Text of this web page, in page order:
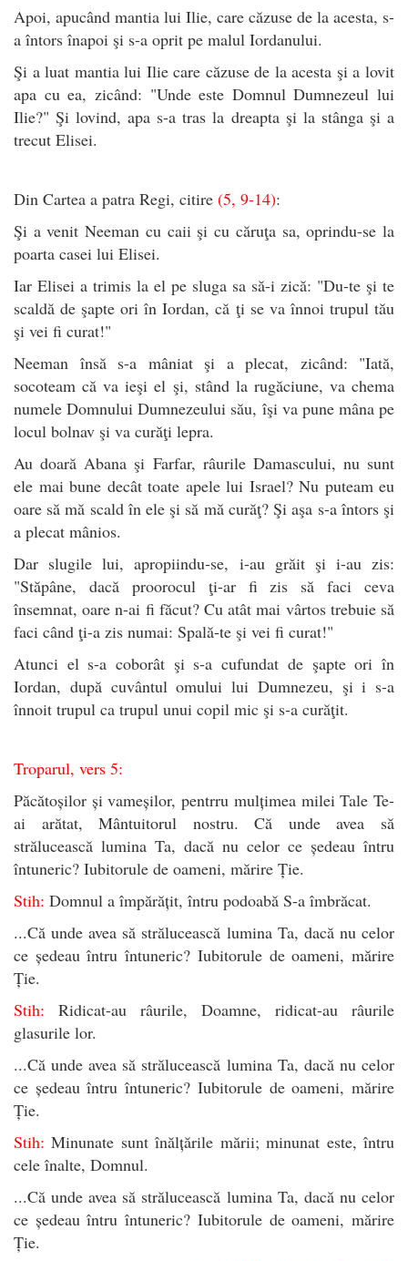
Apoi, apucând mantia lui Ilie, care căzuse de la acesta, s-
a întors înapoi şi s-a oprit pe malul Iordanului.
Şi a luat mantia lui Ilie care căzuse de la acesta şi a lovit
apa cu ea, zicând: "Unde este Domnul Dumnezeul lui
Ilie?" Şi lovind, apa s-a tras la dreapta şi la stânga şi a
trecut Elisei.
Din Cartea a patra Regi, citire (5, 9-14):
Şi a venit Neeman cu caii şi cu căruţa sa, oprindu-se la
poarta casei lui Elisei.
Iar Elisei a trimis la el pe sluga sa să-i zică: "Du-te şi te
scaldă de şapte ori în Iordan, că ţi se va înnoi trupul tău
şi vei fi curat!"
Neeman însă s-a mâniat şi a plecat, zicând: "Iată,
socoteam că va ieşi el şi, stând la rugăciune, va chema
numele Domnului Dumnezeului său, îşi va pune mâna pe
locul bolnav şi va curăţi lepra.
Au doară Abana şi Farfar, râurile Damascului, nu sunt
ele mai bune decât toate apele lui Israel? Nu puteam eu
oare să mă scald în ele şi să mă curăţ? Şi aşa s-a întors şi
a plecat mânios.
Dar slugile lui, apropiindu-se, i-au grăit şi i-au zis:
"Stăpâne, dacă proorocul ţi-ar fi zis să faci ceva
însemnat, oare n-ai fi făcut? Cu atât mai vârtos trebuie să
faci când ţi-a zis numai: Spală-te şi vei fi curat!"
Atunci el s-a coborât şi s-a cufundat de şapte ori în
Iordan, după cuvântul omului lui Dumnezeu, şi i s-a
înnoit trupul ca trupul unui copil mic şi s-a curăţit.
Troparul, vers 5:
Păcătoșilor și vameșilor, pentrru mulțimea milei Tale Te-
ai arătat, Mântuitorul nostru. Că unde avea să
strălucească lumina Ta, dacă nu celor ce ședeau întru
întuneric? Iubitorule de oameni, mărire Ție.
Stih: Domnul a împărățit, întru podoabă S-a îmbrăcat.
...Că unde avea să strălucească lumina Ta, dacă nu celor
ce ședeau întru întuneric? Iubitorule de oameni, mărire
Ție.
Stih: Ridicat-au râurile, Doamne, ridicat-au râurile
glasurile lor.
...Că unde avea să strălucească lumina Ta, dacă nu celor
ce ședeau întru întuneric? Iubitorule de oameni, mărire
Ție.
Stih: Minunate sunt înălțările mării; minunat este, întru
cele înalte, Domnul.
...Că unde avea să strălucească lumina Ta, dacă nu celor
ce ședeau întru întuneric? Iubitorule de oameni, mărire
Ție.